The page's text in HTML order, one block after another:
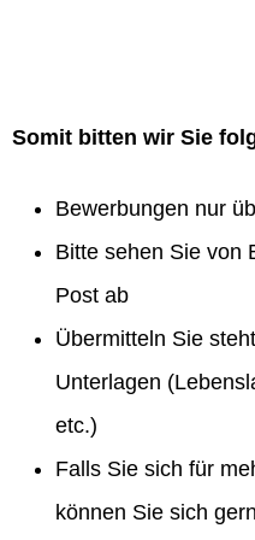
Somit bitten wir Sie
Bewerbungen nur
Bitte sehen Sie von
Post ab
Übermitteln Sie
Unterlagen
etc.)
Falls Sie sich für
können Sie sich